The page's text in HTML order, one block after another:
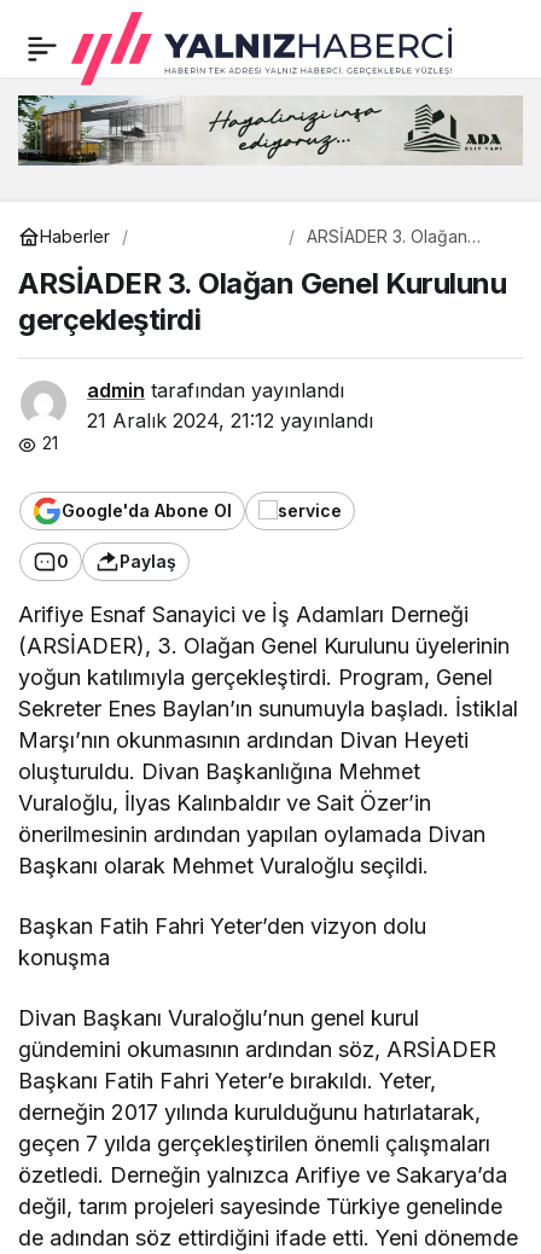
Haberler
ARSİADER 3. Olağan
gerçekleştirdi
ARSİADER 3. Olağan Genel Kurulunu
gerçekleştirdi
admin tarafından yayınlandı
21 Aralık 2024, 21:12 yayınlandı
21
Google'da Abone Ol
0 Paylaş
Arifiye Esnaf Sanayici ve İş Adamları Derneği
(ARSİADER), 3. Olağan Genel Kurulunu üyelerinin
yoğun katılımıyla gerçekleştirdi. Program, Genel
Sekreter Enes Baylan’ın sunumuyla başladı. İstiklal
Marşı’nın okunmasının ardından Divan Heyeti
oluşturuldu. Divan Başkanlığına Mehmet
Vuraloğlu, İlyas Kalınbaldır ve Sait Özer’in
önerilmesinin ardından yapılan oylamada Divan
Başkanı olarak Mehmet Vuraloğlu seçildi.
Başkan Fatih Fahri Yeter’den vizyon dolu
konuşma
Divan Başkanı Vuraloğlu’nun genel kurul
gündemini okumasının ardından söz, ARSİADER
Başkanı Fatih Fahri Yeter’e bırakıldı. Yeter,
derneğin 2017 yılında kurulduğunu hatırlatarak,
geçen 7 yılda gerçekleştirilen önemli çalışmaları
özetledi. Derneğin yalnızca Arifiye ve Sakarya’da
değil, tarım projeleri sayesinde Türkiye genelinde
de adından söz ettirdiğini ifade etti. Yeni dönemde
Mehmet Demir’den
Adapazarı Müzesine
anlamlı tarihi bağış
0